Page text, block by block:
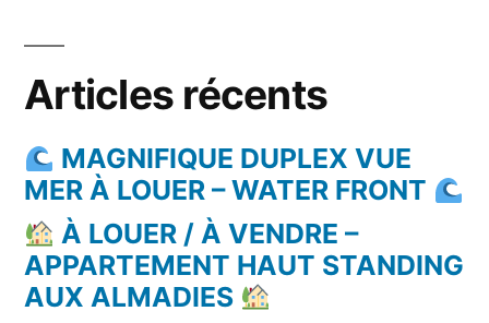
Articles récents
MAGNIFIQUE DUPLEX VUE
MER À LOUER – WATER FRONT
À LOUER / À VENDRE –
APPARTEMENT HAUT STANDING
AUX ALMADIES